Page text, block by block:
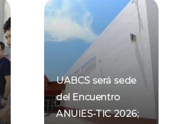
UABCS será sede
del Encuentro
ANUIES-TIC 2026;